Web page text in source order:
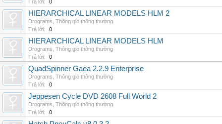
Trả lời:
0
HIERARCHICAL LINEAR MODELS HLM 2
Drograms Thông gió thông thường
Trả lời:
0
HIERARCHICAL LINEAR MODELS HLM
Drograms Thông gió thông thường
Trả lời:
0
QuadSpinner Gaea 2.2.9 Enterprise
Drograms Thông gió thông thường
Trả lời:
0
Jeppesen Cycle DVD 2608 Full World 2
Drograms Thông gió thông thường
Trả lời:
0